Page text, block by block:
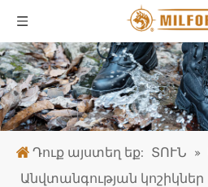
Դուք այստեղ եք: ՏՈՒՆ »
Անվտանգության կոշիկներ